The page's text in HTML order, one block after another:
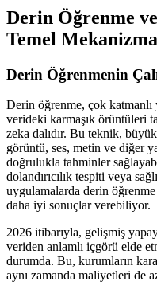
Derin Öğrenme
Temel
Derin Öğrenmenin
Derin öğrenme, çok katmanlı
verideki karmaşık örüntüleri
zeka dalıdır. Bu teknik,
görüntü, ses, metin ve diğer
doğrulukla tahminler
dolandırıcılık tespiti veya
uygulamalarda derin
daha iyi sonuçlar verebiliyor.
2026 itibarıyla, gelişmiş
veriden anlamlı içgörü elde
durumda. Bu, kurumların
aynı zamanda maliyetleri de